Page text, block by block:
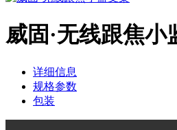
威固·无线跟焦小
详细信息
规格参数
包装